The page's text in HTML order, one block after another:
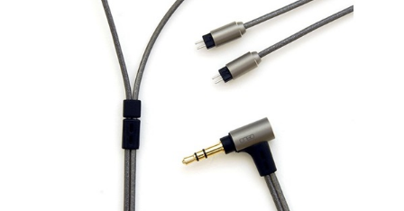
パーカッション
キーボード
その他楽器